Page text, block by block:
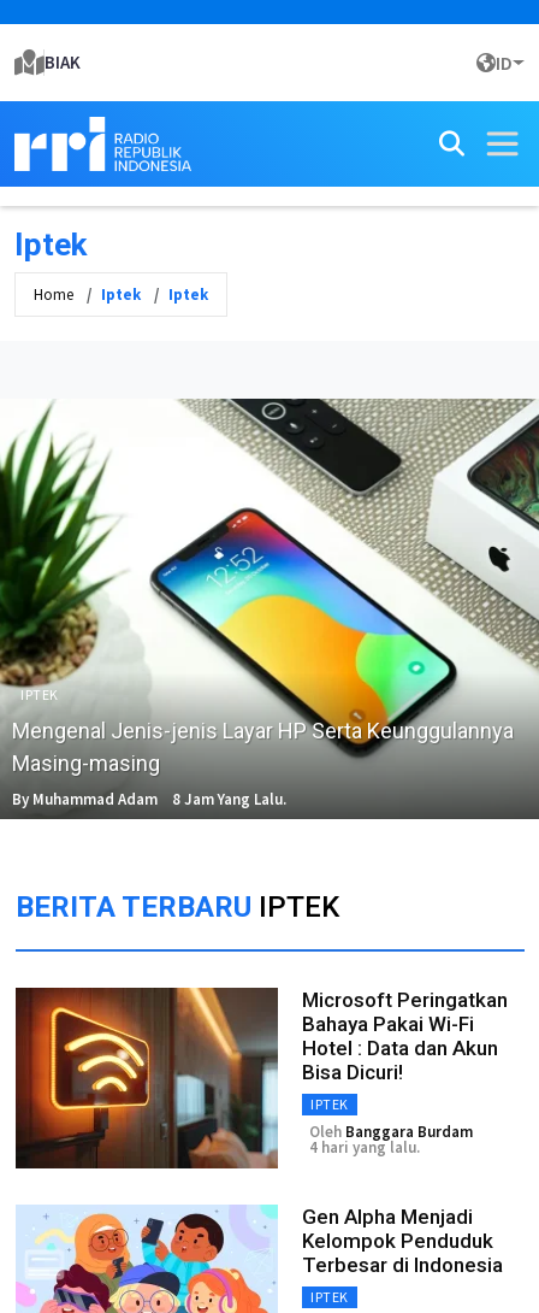
BIAK ID
Iptek
Home Iptek Iptek
IPTEK
Mengenal Jenis-jenis Layar HP Serta Keunggulannya
Masing-masing
By Muhammad Adam 8 Jam Yang Lalu.
BERITA TERBARU IPTEK
Microsoft Peringatkan
Bahaya Pakai Wi-Fi
Hotel : Data dan Akun
Bisa Dicuri!
IPTEK
Oleh Banggara Burdam
4 hari yang lalu.
Gen Alpha Menjadi
Kelompok Penduduk
Terbesar di Indonesia
IPTEK